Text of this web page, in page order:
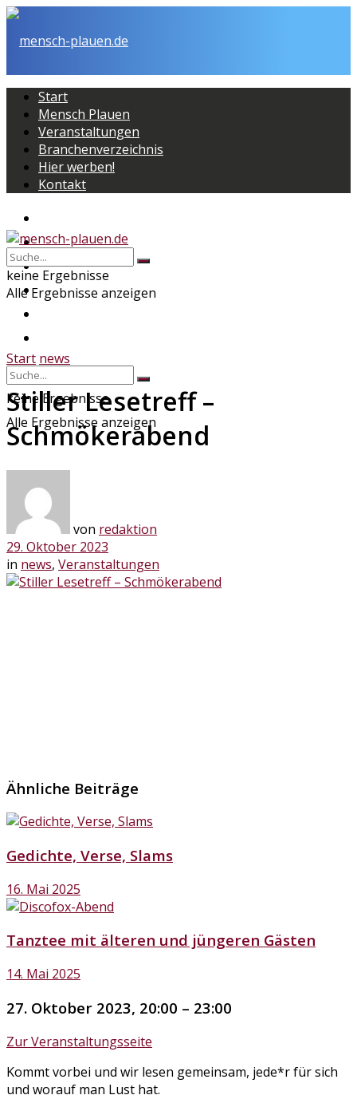
Start
Mensch Plauen
Veranstaltungen
Branchenverzeichnis
Hier werben!
Kontakt
Mensch Plauen
Veranstaltungen
Branchenverzeichnis
keine Ergebnisse
Alle Ergebnisse anzeigen
keine Ergebnisse
Alle Ergebnisse anzeigen
Start news
Stiller Lesetreff –
Schmökerabend
von redaktion
29. Oktober 2023
in news, Veranstaltungen
Ähnliche Beiträge
Gedichte, Verse, Slams
16. Mai 2025
Tanztee mit älteren und jüngeren Gästen
14. Mai 2025
27. Oktober 2023, 20:00 – 23:00
Zur Veranstaltungsseite
Kommt vorbei und wir lesen gemeinsam, jede*r für sich
und worauf man Lust hat.